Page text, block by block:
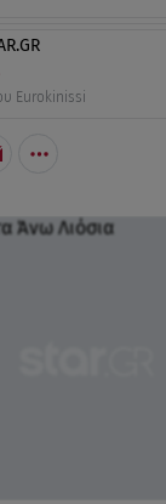
Eurokinissi